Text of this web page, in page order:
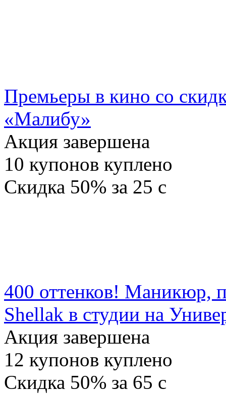
Премьеры в кино со
«Малибу»
Акция завершена
10 купонов куплено
Скидка 50% за 25 c
400 оттенков! Маникюр,
Shellak в студии на
Акция завершена
12 купонов куплено
Скидка 50% за 65 c